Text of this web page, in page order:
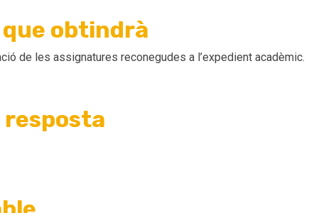
que obtindrà
de les assignatures reconegudes a l’expedient acadèmic.
resposta